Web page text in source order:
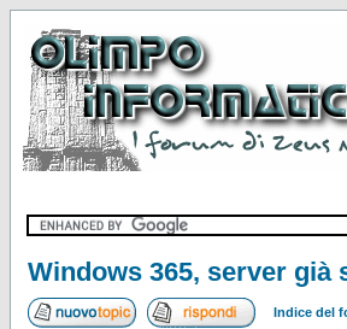
Windows 365, server già
Indice del